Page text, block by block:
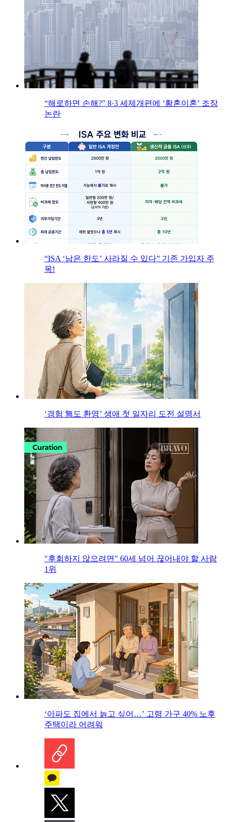
“해로하면 손해?” 8·3 세제개편에 ‘황혼이혼’ 조장
논란
“ISA ‘남은 한도’ 사라질 수 있다” 기존 가입자 주
목!
‘경험 無도 환영’ 생애 첫 일자리 도전 설명서
"후회하지 않으려면" 60세 넘어 끊어내야 할 사람
1위
‘아파도 집에서 늙고 싶어…’ 고령 가구 40% 노후
주택이라 어려워